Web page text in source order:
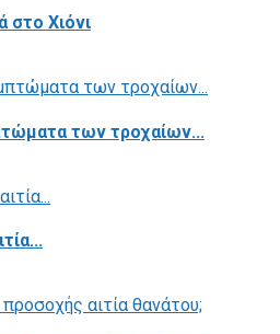
στο Χιόνι
των τροχαίων...